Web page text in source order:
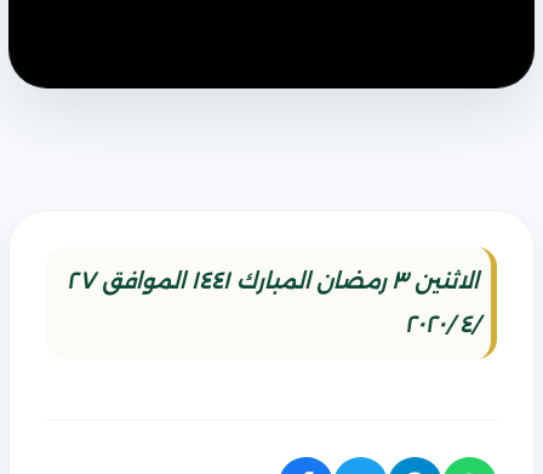
الاثنين ٣ رمضان المبارك ١٤٤١ الموافق ٢٧
/٤ /٢٠٢٠